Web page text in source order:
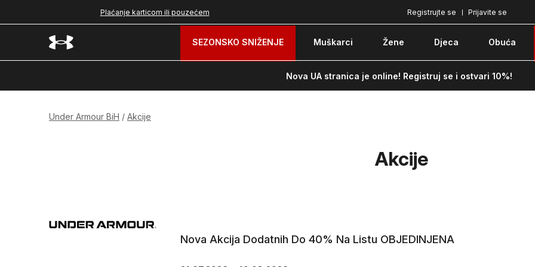
Plaćanje karticom ili pouzećem Pozovite nas na: 051/490-130 Besplatna
Prijavite se
Registrujte se
SEZONSKO SNIŽENJE Muškarci Žene Djeca Obuća
Nova UA stranica je online! Registruj se i ostvari 10%!
Under Armour BiH Akcije
Akcije
Nova Akcija Dodatnih Do 40% Na Listu OBJEDINJENA